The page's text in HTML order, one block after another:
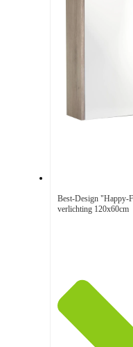
Best-Design "Happy-
verlichting 120x60cm